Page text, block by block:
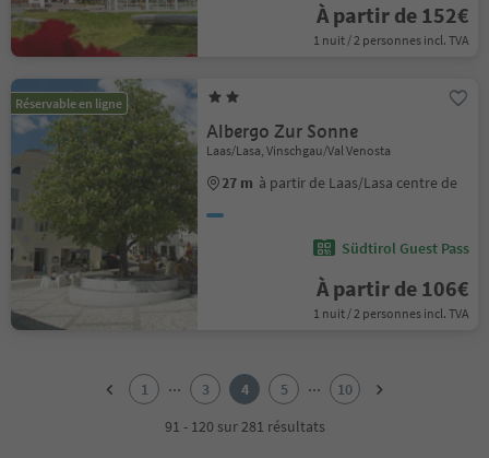
À partir de 152€
1 nuit / 2 personnes incl. TVA
Réservable en ligne
Albergo Zur Sonne
Laas/Lasa, Vinschgau/Val Venosta
27 m à partir de Laas/Lasa centre de
Südtirol Guest Pass
À partir de 106€
1 nuit / 2 personnes incl. TVA
1 ... 3 4 5 ...
10
91 - 120 sur 281 résultats